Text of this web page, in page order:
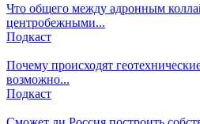
Что общего между адронным
центробежными...
Подкаст
Почему происходят
возможно...
Подкаст